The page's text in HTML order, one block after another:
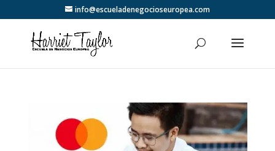
info@escueladenegocioseuropea.com